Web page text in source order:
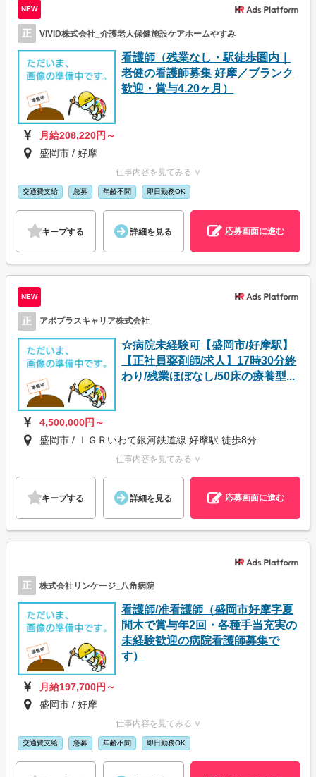
NEW
正 VIVID株式会社_介護老人保健施設ケアホームやすみ
看護師（残業なし・駅徒歩圏内｜
老健の看護師募集 好摩／ブランク
歓迎・賞与4.20ヶ月）
月給208,220円～
盛岡市 / 好摩
仕事内容を見てみる ∨
交通費支給 急募 年齢不問 即日勤務OK
キープする 詳細を見る 応募画面に進む
NEW
正 アポプラスキャリア株式会社
☆病院未経験可【盛岡市/好摩駅】
【正社員薬剤師/求人】17時30分終
わり/残業ほぼなし/50床の療養型...
4,500,000円～
盛岡市 / ＩＧＲいわて銀河鉄道線 好摩駅 徒歩8分
仕事内容を見てみる ∨
キープする 詳細を見る 応募画面に進む
正 株式会社リンケージ_八角病院
看護師/准看護師（盛岡市好摩字夏
間木で賞与年2回・各種手当充実の
未経験歓迎の病院看護師募集で
す）
月給197,700円～
盛岡市 / 好摩
仕事内容を見てみる ∨
交通費支給 急募 年齢不問 即日勤務OK